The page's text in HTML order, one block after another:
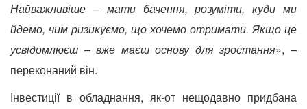
Найважливіше – мати бачення, розуміти, куди ми
йдемо, чим ризикуємо, що хочемо отримати. Якщо це
усвідомлюєш – вже маєш основу для зростання», –
переконаний він.
Інвестиції в обладнання, як-от нещодавно придбана